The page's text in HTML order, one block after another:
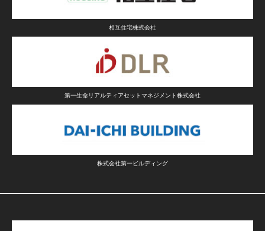
相互住宅株式会社
第一生命リアルティアセットマネジメント株式会社
株式会社第一ビルディング